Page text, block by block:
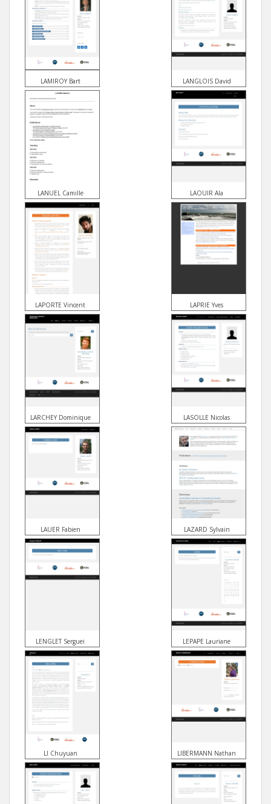
LAMIROY Bart LANGLOIS David
LANUEL Camille LAOUIR Ala
LAPORTE Vincent LAPRIE Yves
LARCHEY Dominique LASOLLE Nicolas
LAUER Fabien LAZARD Sylvain
LENGLET Serguei LEPAPE Lauriane
LI Chuyuan LIBERMANN Nathan